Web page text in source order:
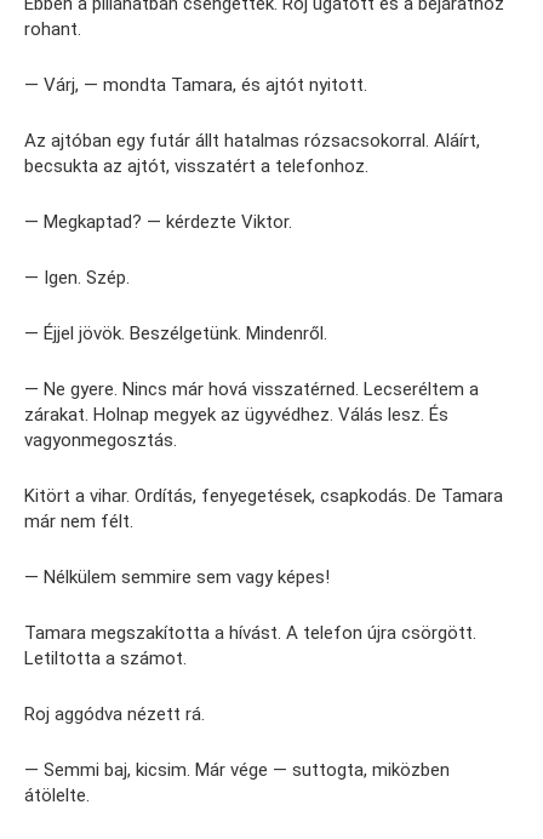
rohant.
— Várj, — mondta Tamara, és ajtót nyitott.
Az ajtóban egy futár állt hatalmas rózsacsokorral. Aláírt,
becsukta az ajtót, visszatért a telefonhoz.
— Megkaptad? — kérdezte Viktor.
— Igen. Szép.
— Éjjel jövök. Beszélgetünk. Mindenről.
— Ne gyere. Nincs már hová visszatérned. Lecseréltem a
zárakat. Holnap megyek az ügyvédhez. Válás lesz. És
vagyonmegosztás.
Kitört a vihar. Ordítás, fenyegetések, csapkodás. De Tamara
már nem félt.
— Nélkülem semmire sem vagy képes!
Tamara megszakította a hívást. A telefon újra csörgött.
Letiltotta a számot.
Roj aggódva nézett rá.
— Semmi baj, kicsim. Már vége — suttogta, miközben
átölelte.